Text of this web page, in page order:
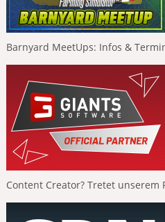
Barnyard MeetUps: Infos &
Content Creator? Tretet